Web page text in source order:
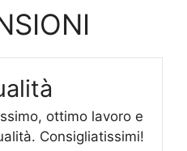
ottimo lavoro e
Consigliatissimi!